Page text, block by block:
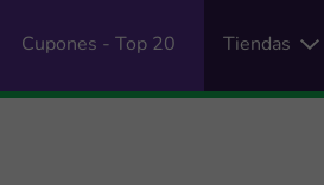
Cupones - Top 20 Tiendas